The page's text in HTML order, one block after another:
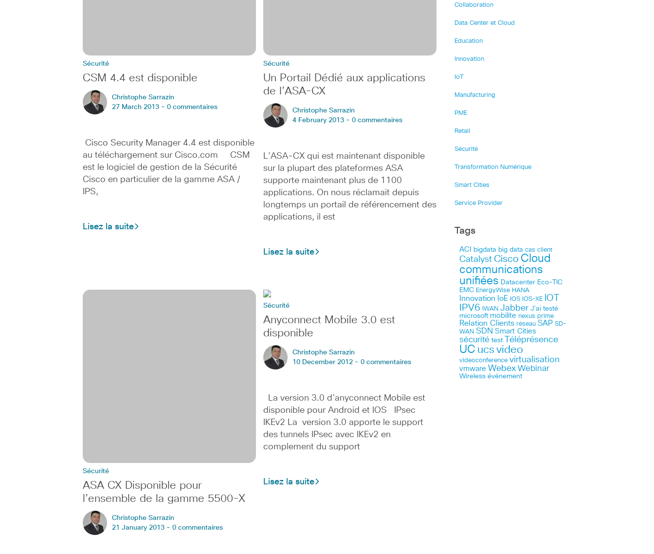
Sécurité
CSM 4.4 est disponible
Christophe Sarrazin
27 March 2013 - 0 commentaires
Cisco Security Manager 4.4 est disponible
au téléchargement sur Cisco.com CSM
est le logiciel de gestion de la Sécurité
Cisco en particulier de la gamme ASA /
IPS,
Lisez la suite
Sécurité
Un Portail Dédié aux applications
de l’ASA-CX
Christophe Sarrazin
4 February 2013 - 0 commentaires
L’ASA-CX qui est maintenant disponible
sur la plupart des plateformes ASA
supporte maintenant plus de 1100
applications. On nous réclamait depuis
longtemps un portail de référencement des
applications, il est
Lisez la suite
Sécurité
ASA CX Disponible pour
l’ensemble de la gamme 5500-X
Christophe Sarrazin
21 January 2013 - 0 commentaires
Sécurité
Anyconnect Mobile 3.0 est
disponible
Christophe Sarrazin
10 December 2012 - 0 commentaires
La version 3.0 d’anyconnect Mobile est
disponible pour Android et IOS IPsec
IKEv2 La version 3.0 apporte le support
des tunnels IPsec avec IKEv2 en
complement du support
Lisez la suite
Collaboration
Data Center et Cloud
Education
Innovation
IoT
Manufacturing
PME
Retail
Sécurité
Transformation Numérique
Smart Cities
Service Provider
Tags
ACI bigdata big data cas client
Catalyst Cisco Cloud
communications
unifiées Datacenter Eco-TIC
EMC EnergyWise HANA
Innovation IoE IOS IOS-XE IOT
IPV6 IWAN Jabber J’ai testé
microsoft mobilite nexus prime
Relation Clients réseau SAP SD-
WAN SDN Smart Cities
sécurité test Téléprésence
UC ucs video
videoconference virtualisation
vmware Webex Webinar
Wireless événement